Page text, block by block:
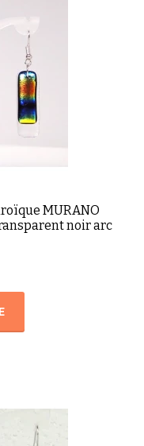
MURANO
noir arc